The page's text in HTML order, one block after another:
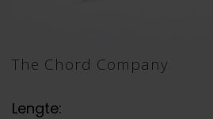
The Chord Company
Lengte: